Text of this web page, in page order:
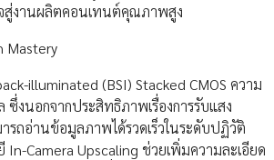
สู่งานผลิตคอนเทนต์คุณภาพสูง
Mastery
illuminated (BSI) Stacked CMOS ความ
ซึ่งนอกจากประสิทธิภาพเรื่องการรับแสง
รถอ่านข้อมูลภาพได้รวดเร็วในระดับปฏิวัติ
In-Camera Upscaling ช่วยเพิ่มความละเอียด